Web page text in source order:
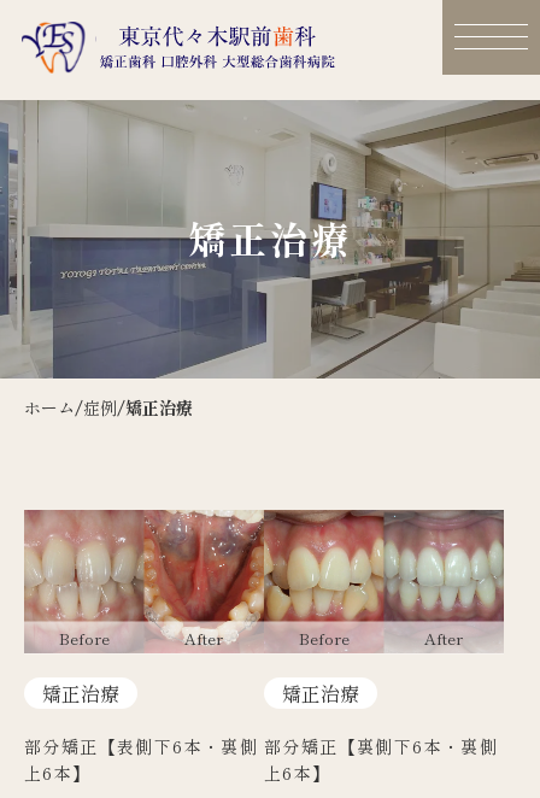
矯正治療
ホーム/症例/矯正治療
矯正治療
部分矯正【表側下6本・裏側
上6本】
矯正治療
部分矯正【裏側下6本・裏側
上6本】